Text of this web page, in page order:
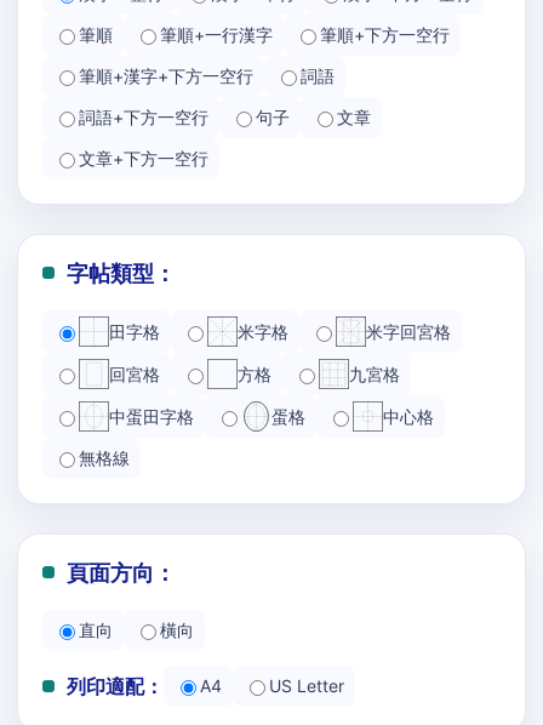
筆順
筆順+一行漢字
筆順+下方一空行
筆順+漢字+下方一空行
詞語
詞語+下方一空行
句子
文章
文章+下方一空行
字帖類型：
田字格 米字格 米字回宮格
回宮格 方格 九宮格
中蛋田字格 蛋格 中心格
無格線
頁面方向：
直向 橫向
列印適配： A4 US Letter